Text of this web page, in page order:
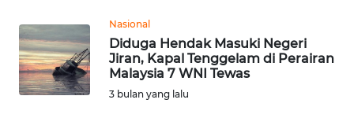
Nasional
Diduga Hendak Masuki Negeri
Jiran, Kapal Tenggelam di Perairan
Malaysia 7 WNI Tewas
3 bulan yang lalu
PENDIDIKAN
OLAHRAGA